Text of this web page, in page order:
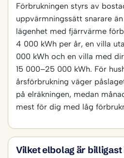
Förbrukningen styrs av
uppvärmningssätt snarare
lägenhet med fjärrvärme
4 000 kWh per år, en villa
000 kWh och en villa med
15 000–25 000 kWh. För
årsförbrukning väger
på elräkningen, medan
mest för dig med låg
Vilket elbolag är billigast